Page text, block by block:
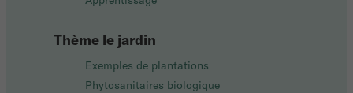
Thème le jardin
Exemples de plantations
Phytosanitaires biologique